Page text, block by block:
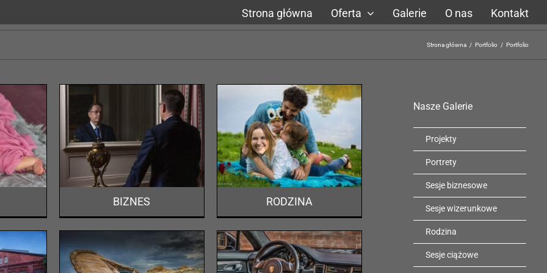
Strona główna Oferta Galerie O nas Kontakt
Strona główna / Portfolio / Portfolio
BIZNES
RODZINA
Portfolio
RODZINA
Nasze Galerie
Projekty
Portrety
Sesje biznesowe
Sesje wizerunkowe
Rodzina
Sesje ciążowe